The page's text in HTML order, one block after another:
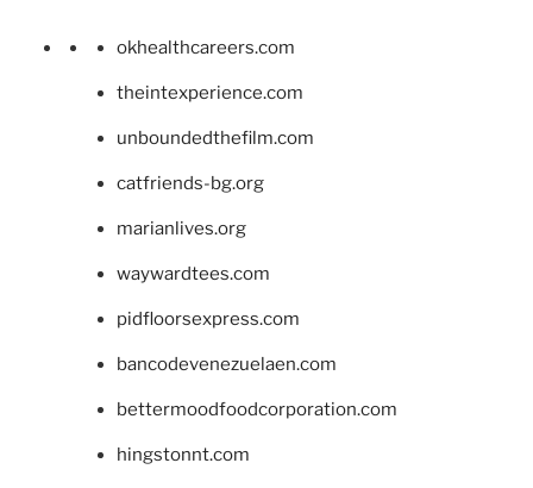
okhealthcareers.com
theintexperience.com
unboundedthefilm.com
catfriends-bg.org
marianlives.org
waywardtees.com
pidfloorsexpress.com
bancodevenezuelaen.com
bettermoodfoodcorporation.com
hingstonnt.com